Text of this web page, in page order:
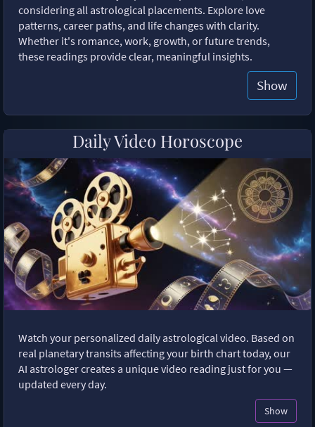
considering all astrological placements. Explore love
patterns, career paths, and life changes with clarity.
Whether it's romance, work, growth, or future trends,
these readings provide clear, meaningful insights.
Show
Daily Video Horoscope
Watch your personalized daily astrological video. Based on
real planetary transits affecting your birth chart today, our
AI astrologer creates a unique video reading just for you —
updated every day.
Show